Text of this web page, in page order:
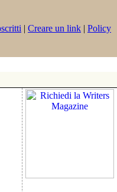
| Creare un link | Policy